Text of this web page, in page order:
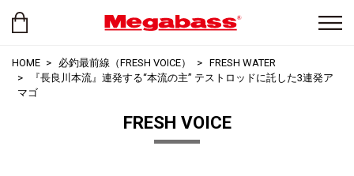
HOME 必釣最前線（FRESH VOICE）
FRESH WATER
『長良川本流』連発する“本流の主” テストロッドに託した3連発ア
マゴ
FRESH VOICE